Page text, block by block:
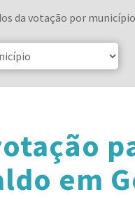
da votação por
em